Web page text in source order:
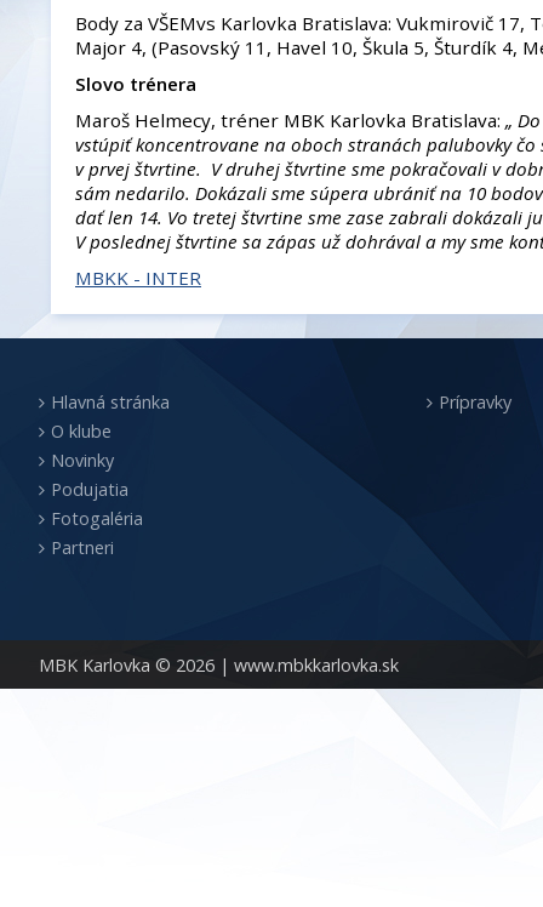
Body za VŠEMvs Karlovka Bratislava: Vukmirovič 17,
Major 4, (Pasovský 11, Havel 10, Škula 5, Šturdík 4,
Slovo trénera
Maroš Helmecy, tréner MBK Karlovka Bratislava: „
vstúpiť koncentrovane na oboch stranách palubovky
v prvej štvrtine. V druhej štvrtine sme pokračovali v
sám nedarilo. Dokázali sme súpera ubrániť na 10
dať len 14. Vo tretej štvrtine sme zase zabrali dokázali
V poslednej štvrtine sa zápas už dohrával a my sme
MBKK - INTER
MBK Karlovka © 2026 | www.mbkkarlovka.sk
Hlavná stránka
O klube
Novinky
Podujatia
Fotogaléria
Partneri
Prípravky